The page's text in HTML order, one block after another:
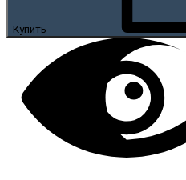
Купить